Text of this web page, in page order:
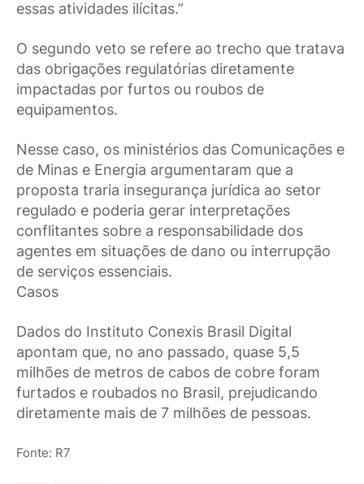
essas atividades ilícitas.”
O segundo veto se refere ao trecho que tratava
das obrigações regulatórias diretamente
impactadas por furtos ou roubos de
equipamentos.
Nesse caso, os ministérios das Comunicações e
de Minas e Energia argumentaram que a
proposta traria insegurança jurídica ao setor
regulado e poderia gerar interpretações
conflitantes sobre a responsabilidade dos
agentes em situações de dano ou interrupção
de serviços essenciais.
Casos
Dados do Instituto Conexis Brasil Digital
apontam que, no ano passado, quase 5,5
milhões de metros de cabos de cobre foram
furtados e roubados no Brasil, prejudicando
diretamente mais de 7 milhões de pessoas.
Fonte: R7